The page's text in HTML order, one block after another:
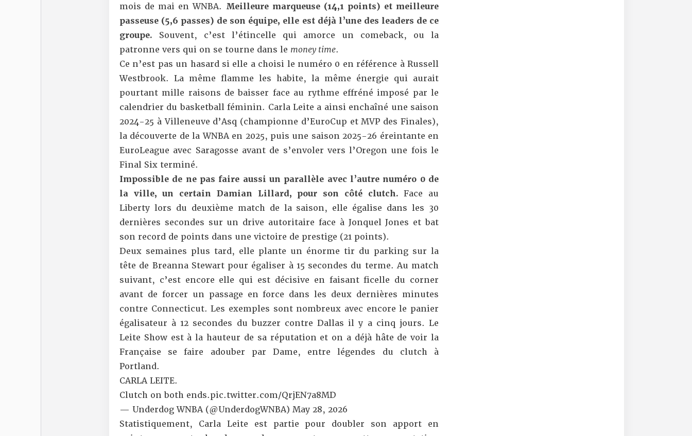
mois de mai en WNBA. Meilleure marqueuse (14,1 points) et meilleure
passeuse (5,6 passes) de son équipe, elle est déjà l’une des leaders de ce
groupe. Souvent, c’est l’étincelle qui amorce un comeback, ou la
patronne vers qui on se tourne dans le money time.
Ce n’est pas un hasard si elle a choisi le numéro 0 en référence à Russell
Westbrook. La même flamme les habite, la même énergie qui aurait
pourtant mille raisons de baisser face au rythme effréné imposé par le
calendrier du basketball féminin. Carla Leite a ainsi enchaîné une saison
2024-25 à Villeneuve d’Asq (championne d’EuroCup et MVP des Finales),
la découverte de la WNBA en 2025, puis une saison 2025-26 éreintante en
EuroLeague avec Saragosse avant de s’envoler vers l’Oregon une fois le
Final Six terminé.
Impossible de ne pas faire aussi un parallèle avec l’autre numéro 0 de
la ville, un certain Damian Lillard, pour son côté clutch. Face au
Liberty lors du deuxième match de la saison, elle égalise dans les 30
dernières secondes sur un drive autoritaire face à Jonquel Jones et bat
son record de points dans une victoire de prestige (21 points).
Deux semaines plus tard, elle plante un énorme tir du parking sur la
tête de Breanna Stewart pour égaliser à 15 secondes du terme. Au match
suivant, c’est encore elle qui est décisive en faisant ficelle du corner
avant de forcer un passage en force dans les deux dernières minutes
contre Connecticut. Les exemples sont nombreux avec encore le panier
égalisateur à 12 secondes du buzzer contre Dallas il y a cinq jours. Le
Leite Show est à la hauteur de sa réputation et on a déjà hâte de voir la
Française se faire adouber par Dame, entre légendes du clutch à
Portland.
CARLA LEITE.
Clutch on both ends.pic.twitter.com/QrjEN7a8MD
— Underdog WNBA (@UnderdogWNBA) May 28, 2026
Statistiquement, Carla Leite est partie pour doubler son apport en